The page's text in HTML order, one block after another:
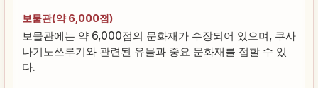
보물관(약 6,000점)
보물관에는 약 6,000점의 문화재가 수장되어 있으며, 쿠사
나기노쓰루기와 관련된 유물과 중요 문화재를 접할 수 있
다.